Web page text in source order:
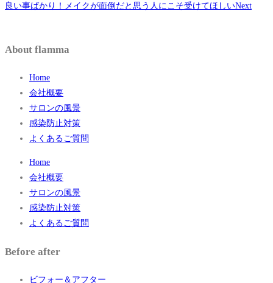
良い事ばかり！メイクが面倒だと思う人にこそ受けてほしいNext
About flamma
Home
会社概要
サロンの風景
感染防止対策
よくあるご質問
Home
会社概要
サロンの風景
感染防止対策
よくあるご質問
Before after
ビフォー＆アフター